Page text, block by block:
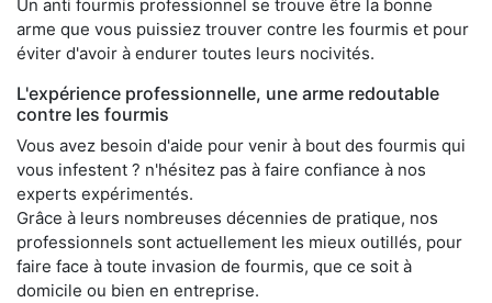
Un anti fourmis professionnel se trouve être la bonne
arme que vous puissiez trouver contre les fourmis et pour
éviter d'avoir à endurer toutes leurs nocivités.
L'expérience professionnelle, une arme redoutable
contre les fourmis
Vous avez besoin d'aide pour venir à bout des fourmis qui
vous infestent ? n'hésitez pas à faire confiance à nos
experts expérimentés.
Grâce à leurs nombreuses décennies de pratique, nos
professionnels sont actuellement les mieux outillés, pour
faire face à toute invasion de fourmis, que ce soit à
domicile ou bien en entreprise.